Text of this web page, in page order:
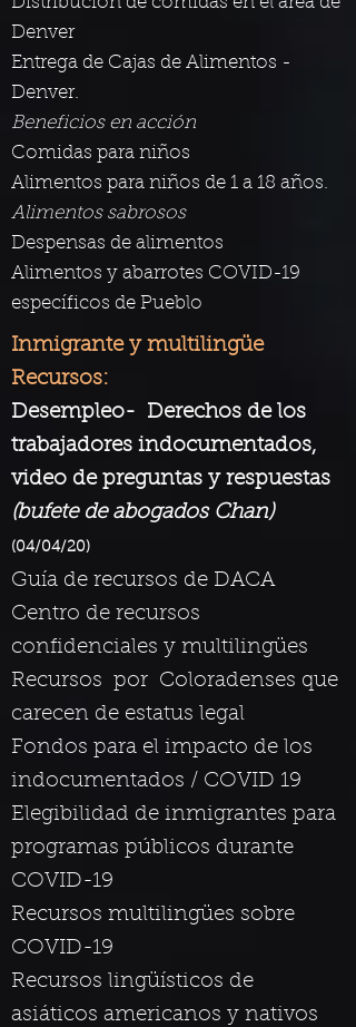
Denver
Entrega de Cajas de Alimentos -
Denver.
Beneficios en acción
Comidas para niños
Alimentos para niños de 1 a 18 años.
Alimentos sabrosos
Despensas de alimentos
Alimentos y abarrotes COVID-19
específicos de Pueblo
Inmigrante y multilingüe
Recursos:
Desempleo-
Derechos de los
trabajadores indocumentados,
video de preguntas y respuestas
(bufete de abogados Chan)
(04/04/20)
Guía de recursos de DACA
Centro de recursos
confidenciales y multilingües
Recursos por Coloradenses que
carecen de estatus legal
Fondos para el impacto de los
indocumentados / COVID 19
Elegibilidad de inmigrantes para
programas públicos durante
COVID-19
Recursos multilingües sobre
COVID-19
Recursos lingüísticos de
asiáticos americanos y nativos